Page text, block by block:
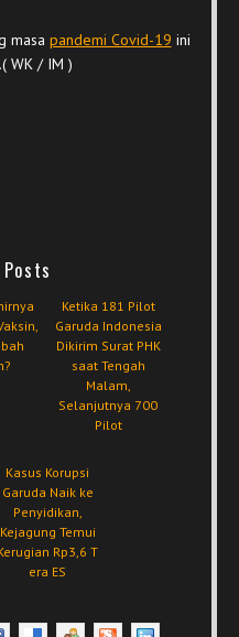
masa pandemi Covid-19 ini
WK / IM )
Ketika 181 Pilot
Garuda Indonesia
Dikirim Surat PHK
saat Tengah
Malam,
Selanjutnya 700
Pilot
Kasus Korupsi
Garuda Naik ke
Penyidikan,
Kejagung Temui
Rp3,6 T
era ES